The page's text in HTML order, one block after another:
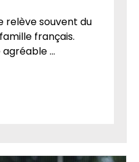
relève souvent du
français.
...